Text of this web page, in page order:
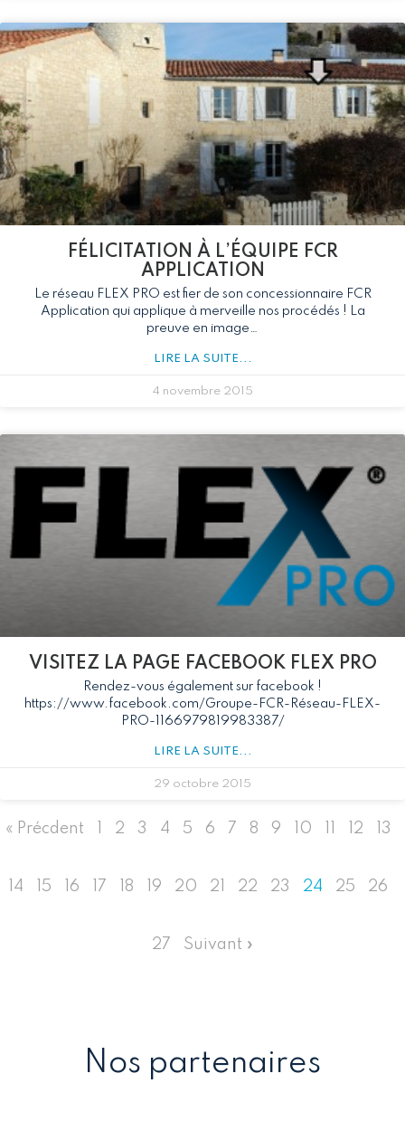
FÉLICITATION À L’ÉQUIPE FCR
APPLICATION
Le réseau FLEX PRO est fier de son concessionnaire FCR
Application qui applique à merveille nos procédés ! La
preuve en image…
LIRE LA SUITE...
4 novembre 2015
VISITEZ LA PAGE FACEBOOK FLEX PRO
Rendez-vous également sur facebook !
https://www.facebook.com/Groupe-FCR-Réseau-FLEX-
PRO-1166979819983387/
LIRE LA SUITE...
29 octobre 2015
« Précdent 2 3 4 5 6 7 8 9 10 12 13
14 15 16 17 18 19 20 21 22 23 24 25 26
27 Suivant »
Nos partenaires